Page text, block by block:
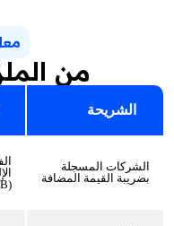
من
الشريحة
الشركات المسجلة
بضريبة القيمة المضافة
(B2B)